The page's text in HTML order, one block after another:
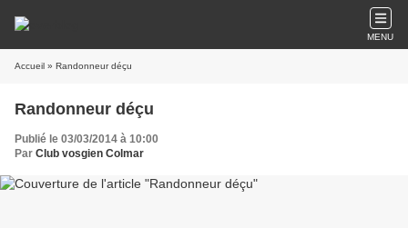
MENU
Accueil » Randonneur déçu
Randonneur déçu
Publié le 03/03/2014 à 10:00
Par Club vosgien Colmar